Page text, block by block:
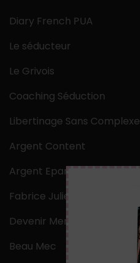
Diary French PUA
Le séducteur
Le Grivois
Coaching Séduction
Libertinage Sans Complexe
Argent Content
Argent Epargne
Fabrice Julien
Devenir Mentaliste
Beau Mec